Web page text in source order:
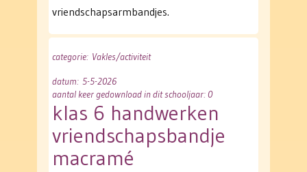
vriendschapsarmbandjes.
categorie: Vakles/activiteit
datum: 5-5-2026
aantal keer gedownload in dit schooljaar: 0
klas 6 handwerken
vriendschapsbandje
macramé